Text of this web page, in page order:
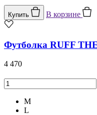
Купить В корзине
Футболка RUFF
4 470
M
L